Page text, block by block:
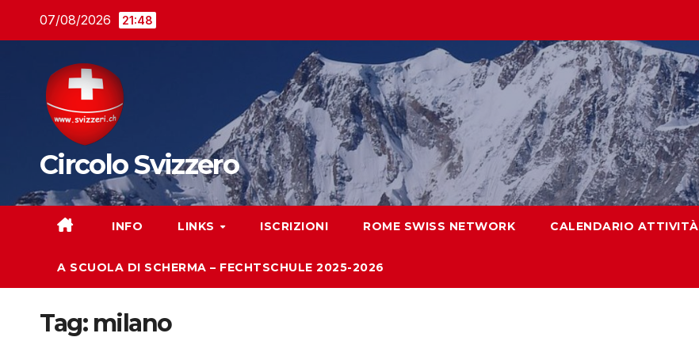
07/08/2026 21:48
Circolo Svizzero
INFO LINKS ISCRIZIONI ROME SWISS NETWORK CALENDARIO ATTIVITÀ
A SCUOLA DI SCHERMA – FECHTSCHULE 2025-2026
Tag: milano